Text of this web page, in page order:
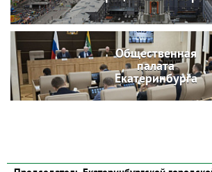
Общественная
палата
Екатеринбурга